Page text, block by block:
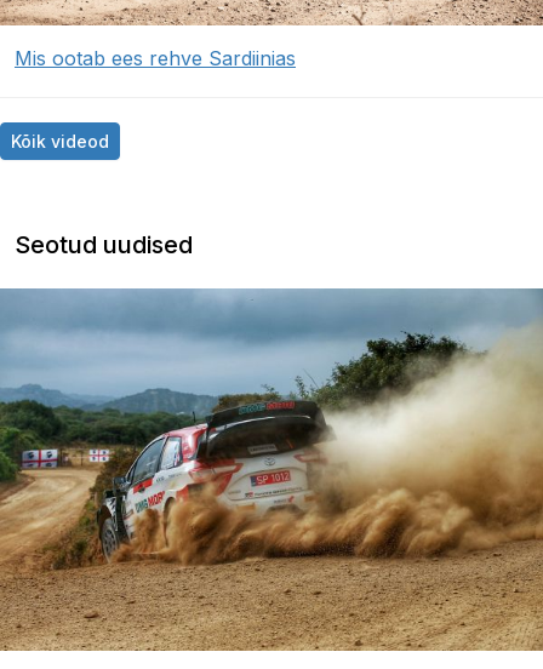
Mis ootab ees rehve Sardiinias
Kõik videod
Seotud uudised